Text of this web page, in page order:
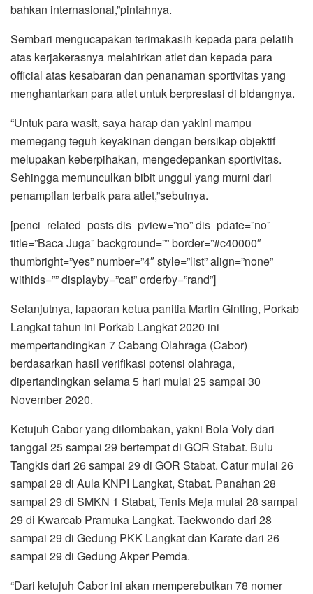
bahkan internasional,”pintahnya.
Sembari mengucapakan terimakasih kepada para pelatih
atas kerjakerasnya melahirkan atlet dan kepada para
official atas kesabaran dan penanaman sportivitas yang
menghantarkan para atlet untuk berprestasi di bidangnya.
“Untuk para wasit, saya harap dan yakini mampu
memegang teguh keyakinan dengan bersikap objektif
melupakan keberpihakan, mengedepankan sportivitas.
Sehingga memunculkan bibit unggul yang murni dari
penampilan terbaik para atlet,”sebutnya.
[penci_related_posts dis_pview=”no” dis_pdate=”no”
title=”Baca Juga” background=”” border=”#c40000″
thumbright=”yes” number=”4″ style=”list” align=”none”
withids=”” displayby=”cat” orderby=”rand”]
Selanjutnya, lapaoran ketua panitia Martin Ginting, Porkab
Langkat tahun ini Porkab Langkat 2020 ini
mempertandingkan 7 Cabang Olahraga (Cabor)
berdasarkan hasil verifikasi potensi olahraga,
dipertandingkan selama 5 hari mulai 25 sampai 30
November 2020.
Ketujuh Cabor yang dilombakan, yakni Bola Voly dari
tanggal 25 sampai 29 bertempat di GOR Stabat. Bulu
Tangkis dari 26 sampai 29 di GOR Stabat. Catur mulai 26
sampai 28 di Aula KNPI Langkat, Stabat. Panahan 28
sampai 29 di SMKN 1 Stabat, Tenis Meja mulai 28 sampai
29 di Kwarcab Pramuka Langkat. Taekwondo dari 28
sampai 29 di Gedung PKK Langkat dan Karate dari 26
sampai 29 di Gedung Akper Pemda.
“Dari ketujuh Cabor ini akan memperebutkan 78 nomer